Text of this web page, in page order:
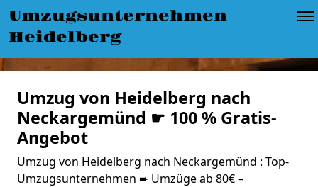
Umzugsunternehmen
Heidelberg
Umzug von Heidelberg nach
Neckargemünd ☛ 100 % Gratis-
Angebot
Umzug von Heidelberg nach Neckargemünd : Top-
Umzugsunternehmen ➨ Umzüge ab 80€ –